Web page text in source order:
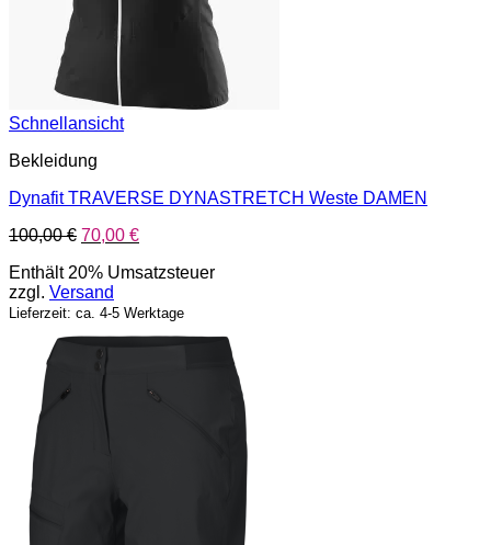
Schnellansicht
Bekleidung
Dynafit TRAVERSE DYNASTRETCH Weste DAMEN
100,00€ Ursprünglicher
war:
100,00 €
70,00 €Aktueller
ist:
Enthält 20% Umsatzsteuer
zzgl. Versand
Lieferzeit: ca. 4-5 Werktage